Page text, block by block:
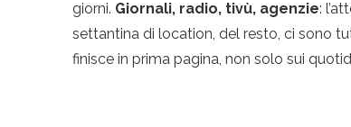
giorni. Giornali, radio, tivù, agenzie:
settantina di location, del resto, ci sono
finisce in prima pagina, non solo sui